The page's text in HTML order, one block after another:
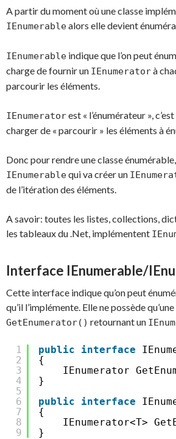
A partir du moment où une classe
IEnumerablealors elle devient
IEnumerable indique que l’on peut
charge de fournir un IEnumeratorà
parcourir les éléments.
IEnumeratorest « l’énumérateur »,
charger de « parcourir » les éléments à
Donc pour rendre une classe
IEnumerablequi va créer un
de l’itération des éléments.
A savoir: toutes les listes, collections,
les tableaux du .Net, implémentent
Interface IEnumerable/
Cette interface indique qu’on peut
qu’il l’implémente. Elle ne possède
GetEnumerator() retournant un
1
2
3
4
5
6
7
8
9
public interface
{
IEnumerator
}
public
interface
{
IEnumerator<T>
}